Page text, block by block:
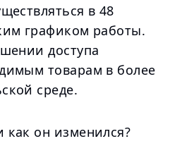
в 48
графиком работы.
доступа
товарам в более
среде.
как он изменился?